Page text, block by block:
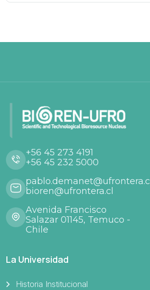
+56 45 273 4191
+56 45 232 5000
pablo.demanet@ufrontera.cl
bioren@ufrontera.cl
Avenida Francisco
Salazar 01145, Temuco -
Chile
La Universidad
Historia Institucional